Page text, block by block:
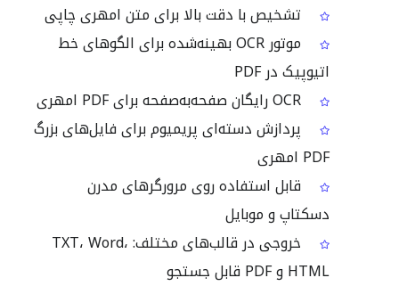
تشخیص با دقت بالا برای متن امهری چاپی
موتور OCR بهینه‌شده برای الگوهای خط
اتیوپیک در PDF
پردازش دسته‌ای پریمیوم برای فایل‌های بزرگ
PDF امهری
قابل استفاده روی مرورگرهای مدرن
دسکتاپ و موبایل
خروجی در قالب‌های مختلف: TXT، Word،
HTML و PDF قابل جستجو